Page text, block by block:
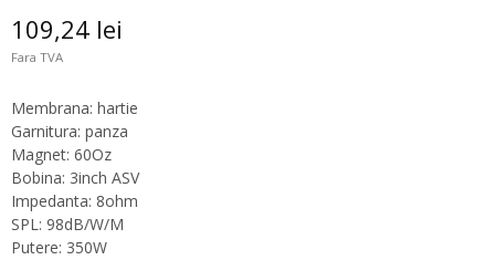
109,24 lei
Fara TVA
Membrana: hartie
Garnitura: panza
Magnet: 60Oz
Bobina: 3inch ASV
Impedanta: 8ohm
SPL: 98dB/W/M
Putere: 350W